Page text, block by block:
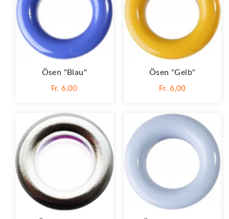
Ösen "Blau"
Fr. 6,00
Ösen "Gelb"
Fr. 6,00